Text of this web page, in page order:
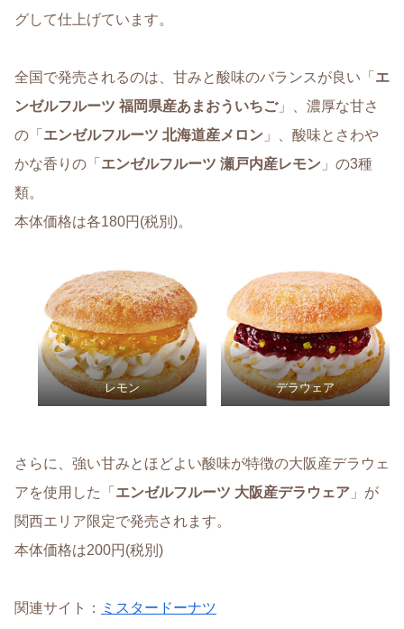
グして仕上げています。
全国で発売されるのは、甘みと酸味のバランスが良い「 エ
ンゼルフルーツ 福岡県産あまおういちご」、濃厚な甘さ
の「 エンゼルフルーツ 北海道産メロン 」、酸味とさわや
かな香りの「 エンゼルフルーツ 瀬戸内産レモン 」の3種
類。
本体価格は各180円(税別)。
レモン デラウェア
さらに、強い甘みとほどよい酸味が特徴の大阪産デラウェ
アを使用した「 エンゼルフルーツ 大阪産デラウェア 」が
関西エリア限定で発売されます。
本体価格は200円(税別)
関連サイト： ミスタードーナツ